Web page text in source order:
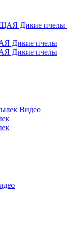
пчелы
пчелы
Видео